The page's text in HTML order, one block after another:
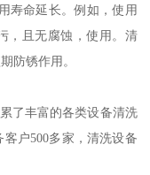
寿命延长。例如，使用
，且无腐蚀，使用。清
防锈作用。
了丰富的各类设备清洗
户500多家，清洗设备